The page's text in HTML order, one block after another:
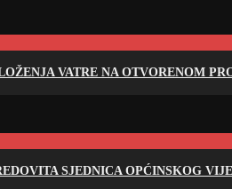
VATRE NA OTVORENOM
SJEDNICA OPĆINSKOG